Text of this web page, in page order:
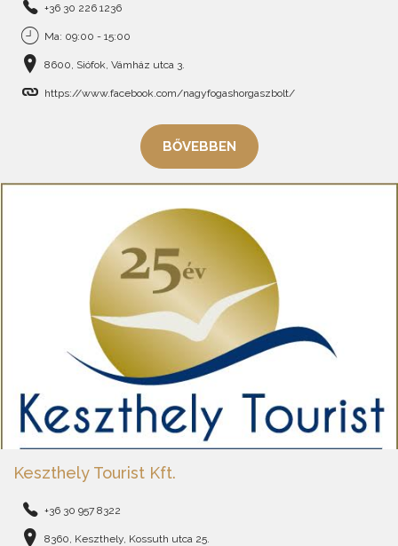
+36 30 226 1236
Ma: 09:00 - 15:00
8600, Siófok, Vámház utca 3.
https://www.facebook.com/nagyfogashorgaszbolt/
BŐVEBBEN
Keszthely Tourist Kft.
+36 30 957 8322
8360, Keszthely, Kossuth utca 25.